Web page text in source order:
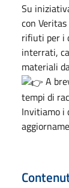
Su
con
rifiuti per i
interrati,
materiali
A
tempi di
Invitiamo i